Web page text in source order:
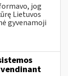
jog
Lietuvos
gyvenamoji